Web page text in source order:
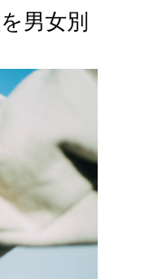
男女別